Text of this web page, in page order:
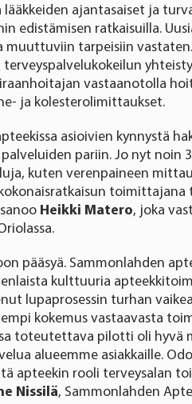
ajantasaiset ja
edistämisen ratkaisuilla.
muuttuviin tarpeisiin
vastaanotolla
ja kolesterolimittaukset.
asioivien kynnystä
pariin. Jo nyt noin
kuten verenpaineen
toimittajana
Heikki Matero, joka
pääsyä. Sammonlahden
kulttuuria
lupaprosessin turhan
kokemus vastaavasta
toteutettava pilotti oli hyvä
alueemme asiakkaille.
apteekin rooli terveysalan
Nissilä, Sammonlahden